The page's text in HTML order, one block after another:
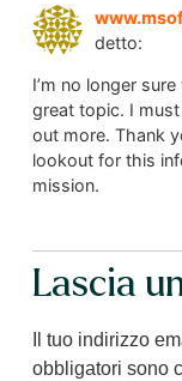
detto:
I’m no longer
great topic. I
out more. Thank
lookout for this
mission.
Lascia
Il tuo indirizzo
obbligatori sono